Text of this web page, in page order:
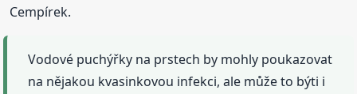
Cempírek.
Vodové puchýřky na prstech by mohly poukazovat
na nějakou kvasinkovou infekci, ale může to býti i